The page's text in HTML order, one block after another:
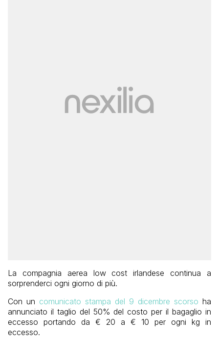
La compagnia aerea low cost irlandese continua a
sorprenderci ogni giorno di più.
Con un comunicato stampa del 9 dicembre scorso ha
annunciato il taglio del 50% del costo per il bagaglio in
eccesso portando da € 20 a € 10 per ogni kg in
eccesso.